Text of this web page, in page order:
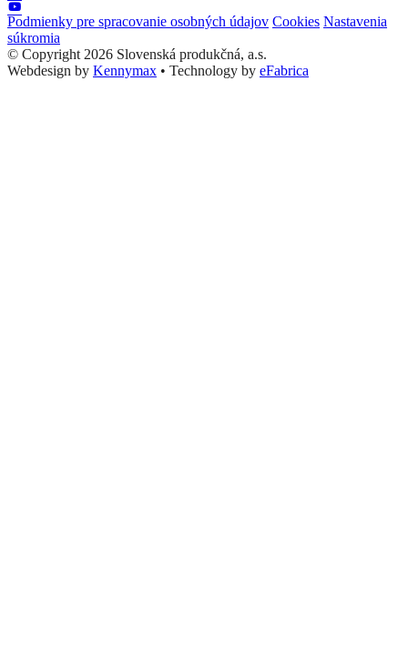
Podmienky pre spracovanie osobných údajov Cookies Nastavenia
súkromia
© Copyright 2026 Slovenská produkčná, a.s.
Webdesign by Kennymax • Technology by eFabrica